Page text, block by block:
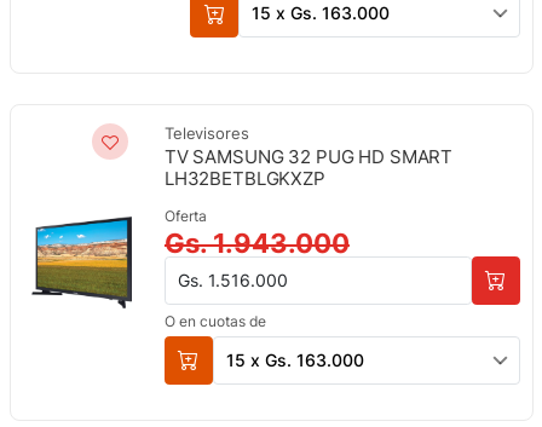
15 x Gs. 163.000
Televisores
TV SAMSUNG 32 PUG HD SMART
LH32BETBLGKXZP
Oferta
Gs. 1.943.000
Gs. 1.516.000
O en cuotas de
15 x Gs. 163.000